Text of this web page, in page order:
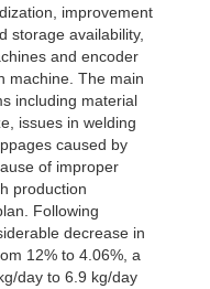
improvement
storage availability,
and encoder
machine. The main
including material
issues in welding
caused by
of improper
production
Following
decrease in
12% to 4.06%, a
day to 6.9 kg/day